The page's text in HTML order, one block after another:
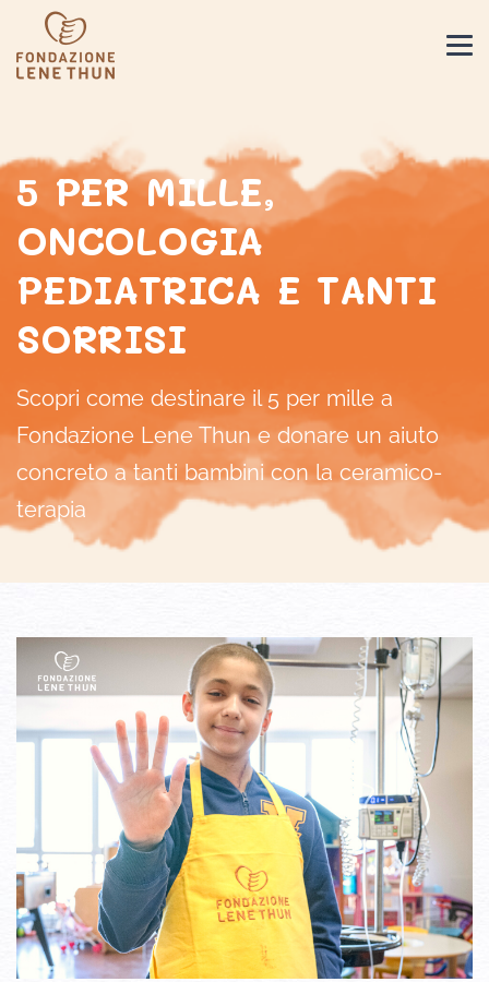
5 PER MILLE,
ONCOLOGIA
PEDIATRICA E TANTI
SORRISI
Scopri come destinare il 5 per mille a
Fondazione Lene Thun e donare un aiuto
concreto a tanti bambini con la ceramico-
terapia